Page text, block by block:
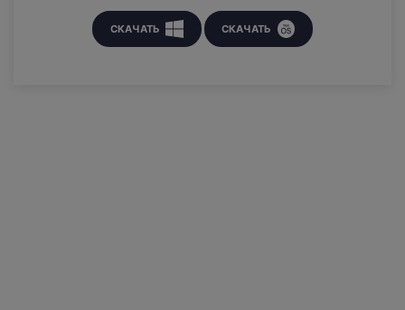
СКАЧАТЬ СКАЧАТЬ